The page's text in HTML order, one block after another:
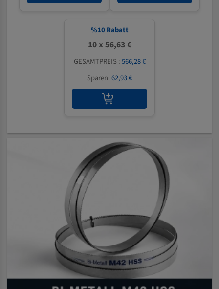
%10 Rabatt
10 x 56,63 €
GESAMTPREIS :566,28 €
Sparen:62,93 €